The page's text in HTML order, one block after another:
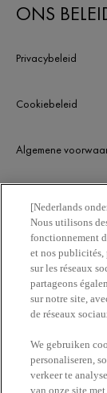
ONS
Privacybeleid
Cookiebeleid
Algemene
Contacteer ons
Vind een apotheek
ERetailer List
[Nederlands
Nous utilisons
fonctionnement
et nos
sur les réseaux
partageons
sur notre site,
de réseaux
We gebruiken
personaliseren,
verkeer te
van onze site